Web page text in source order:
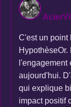
C'est un point
l'engagement
aujourd'hui.
qui explique
impact positif